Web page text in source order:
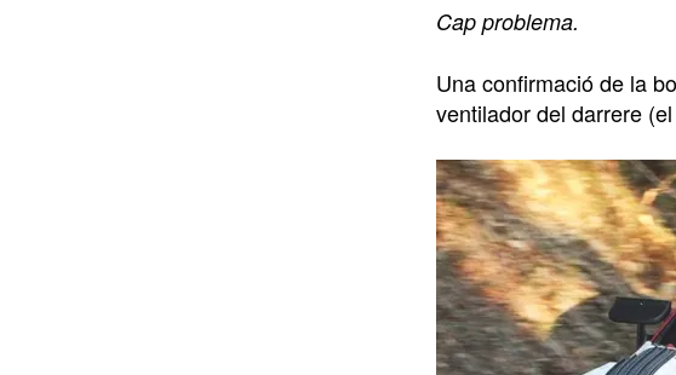
Cap problema.
Una confirmació de la
ventilador del darrere